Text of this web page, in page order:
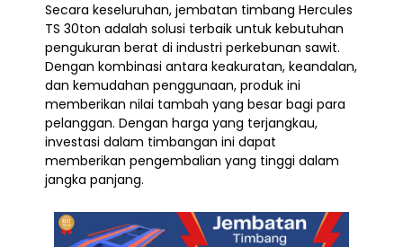
Secara keseluruhan, jembatan timbang Hercules
TS 30ton adalah solusi terbaik untuk kebutuhan
pengukuran berat di industri perkebunan sawit.
Dengan kombinasi antara keakuratan, keandalan,
dan kemudahan penggunaan, produk ini
memberikan nilai tambah yang besar bagi para
pelanggan. Dengan harga yang terjangkau,
investasi dalam timbangan ini dapat
memberikan pengembalian yang tinggi dalam
jangka panjang.